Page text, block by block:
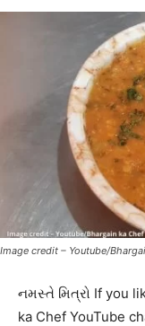
Image credit – Youtube/
નમસ્તે મિત્રો If you
ka Chef YouTube